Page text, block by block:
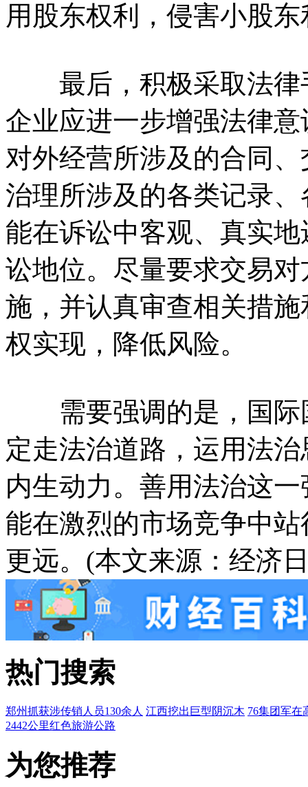
用股东权利，侵害小股
最后，积极采取法律
企业应进一步增强法律
对外经营所涉及的合同
治理所涉及的各类记录
能在诉讼中客观、真实
讼地位。尽量要求交易
施，并认真审查相关措
权实现，降低风险。
需要强调的是，国际
定走法治道路，运用法
内生动力。善用法治这
能在激烈的市场竞争中
更远。(本文来源：经济
热门搜索
郑州抓获涉传销人员130余人 江西挖出巨型阴沉木 76集团军在
2442公里红色旅游公路
为您推荐